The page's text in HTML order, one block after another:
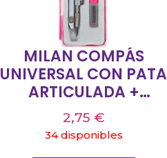
MILAN COMPÁS
UNIVERSAL CON PATA
ARTICULADA +
ADAPTADOR + 2
MINAS SERIE ACID
ROSA
2,75 €
34 disponibles